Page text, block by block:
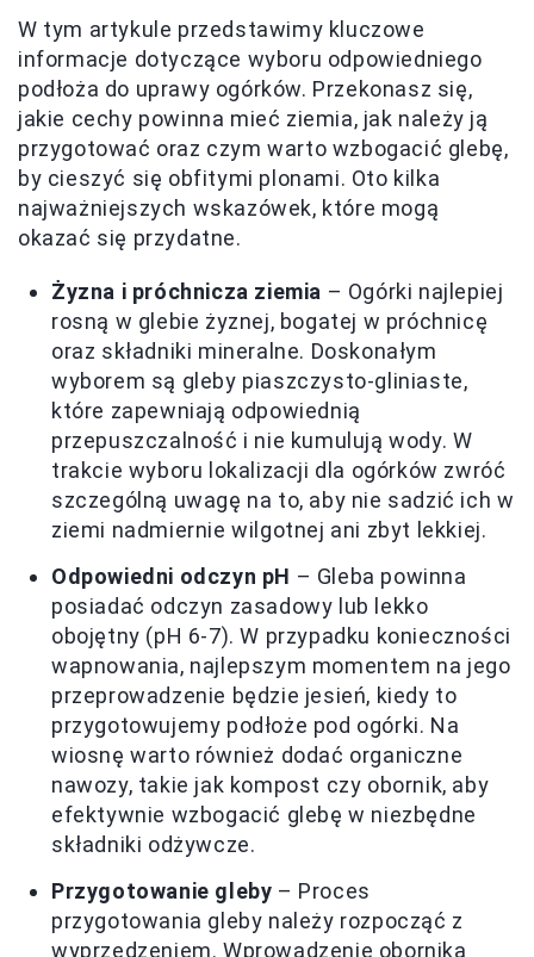
W tym artykule przedstawimy kluczowe
informacje dotyczące wyboru odpowiedniego
podłoża do uprawy ogórków. Przekonasz się,
jakie cechy powinna mieć ziemia, jak należy ją
przygotować oraz czym warto wzbogacić glebę,
by cieszyć się obfitymi plonami. Oto kilka
najważniejszych wskazówek, które mogą
okazać się przydatne.
Żyzna i próchnicza ziemia – Ogórki najlepiej
rosną w glebie żyznej, bogatej w próchnicę
oraz składniki mineralne. Doskonałym
wyborem są gleby piaszczysto-gliniaste,
które zapewniają odpowiednią
przepuszczalność i nie kumulują wody. W
trakcie wyboru lokalizacji dla ogórków zwróć
szczególną uwagę na to, aby nie sadzić ich w
ziemi nadmiernie wilgotnej ani zbyt lekkiej.
Odpowiedni odczyn pH – Gleba powinna
posiadać odczyn zasadowy lub lekko
obojętny (pH 6-7). W przypadku konieczności
wapnowania, najlepszym momentem na jego
przeprowadzenie będzie jesień, kiedy to
przygotowujemy podłoże pod ogórki. Na
wiosnę warto również dodać organiczne
nawozy, takie jak kompost czy obornik, aby
efektywnie wzbogacić glebę w niezbędne
składniki odżywcze.
Przygotowanie gleby – Proces
przygotowania gleby należy rozpocząć z
wyprzedzeniem. Wprowadzenie obornika